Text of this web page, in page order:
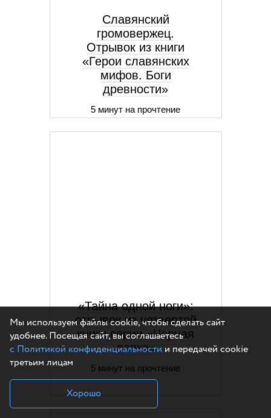
Славянский
громовержец.
Отрывок из книги
«Герои славянских
мифов. Боги
древности»
5 минут на прочтение
«Тайна одной ноги»:
отрывок из четвертой
книги серии «Черная
лапка»
5 минут на прочтение
Мы используем файлы cookie, чтобы сделать сайт
удобнее. Посещая сайт, вы соглашаетесь
с Политикой конфиденциальности и передачей cookie
третьим лицам
Хорошо